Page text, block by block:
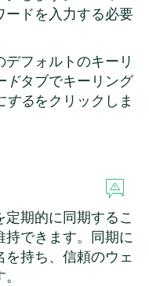
ードを入力する必要
フォルトのキーリ
ドタブでキーリング
するをクリックしま
定期的に同期するこ
持できます。同期に
持ち、信頼のウェ